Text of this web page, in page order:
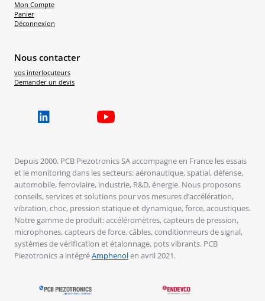
Mon Compte
Panier
Déconnexion
Nous contacter
vos interlocuteurs
Demander un devis
Depuis 2000, PCB Piezotronics SA accompagne en France les essais
et le monitoring dans les secteurs: aéronautique, spatial, défense,
automobile, ferroviaire, industrie, R&D, énergie. Nous proposons
conseils, services et solutions pour vos mesures d’accélération,
vibration, choc, pression statique et dynamique, force, acoustiques.
Notre gamme de produit: accéléromètres, capteurs de pression,
microphones, capteurs de force, câbles, conditionneurs de signal,
systèmes de vérification et étalonnage, pots vibrants. PCB
Piezotronics a intégréAmphenolen avril 2021.